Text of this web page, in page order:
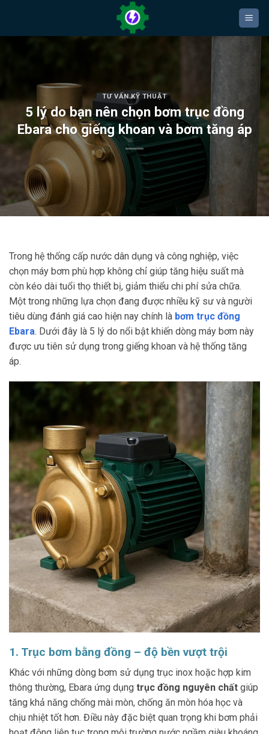
nội
TƯ VẤN KỸ THUẬT
5 lý do bạn nên chọn bơm trục đồng
Ebara cho giếng khoan và bơm tăng áp
Trong hệ thống cấp nước dân dụng và công nghiệp, việc
chọn máy bơm phù hợp không chỉ giúp tăng hiệu suất mà
còn kéo dài tuổi thọ thiết bị, giảm thiểu chi phí sửa chữa.
Một trong những lựa chọn đang được nhiều kỹ sư và người
tiêu dùng đánh giá cao hiện nay chính là bơm trục đồng
Ebara. Dưới đây là 5 lý do nổi bật khiến dòng máy bơm này
được ưu tiên sử dụng trong giếng khoan và hệ thống tăng
áp.
1. Trục bơm bằng đồng – độ bền vượt trội
Khác với những dòng bơm sử dụng trục inox hoặc hợp kim
thông thường, Ebara ứng dụng trục đồng nguyên chất giúp
tăng khả năng chống mài mòn, chống ăn mòn hóa học và
chịu nhiệt tốt hơn. Điều này đặc biệt quan trọng khi bơm phải